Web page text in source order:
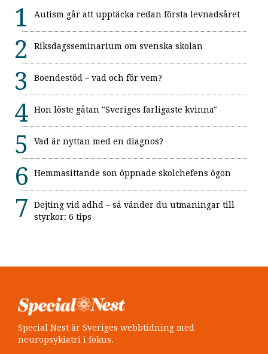
Autism går att upptäcka redan första levnadsåret
Riksdagsseminarium om svenska skolan
Boendestöd – vad och för vem?
Hon löste gåtan "Sveriges farligaste kvinna"
Vad är nyttan med en diagnos?
Hemmasittande son öppnade skolchefens ögon
Dejting vid adhd – så vänder du utmaningar till
styrkor: 6 tips
Special Nest är Sveriges webbtidning med
neuropsykiatri i fokus.